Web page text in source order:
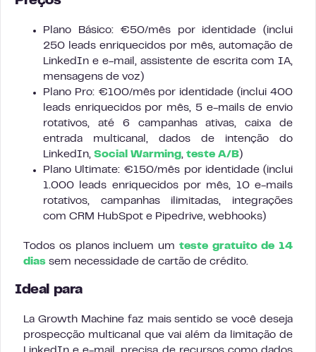
Plano Básico: €50/mês por identidade (inclui
250 leads enriquecidos por mês, automação de
LinkedIn e e-mail, assistente de escrita com IA,
mensagens de voz)
Plano Pro: €100/mês por identidade (inclui 400
leads enriquecidos por mês, 5 e-mails de envio
rotativos, até 6 campanhas ativas, caixa de
entrada multicanal, dados de intenção do
LinkedIn, Social Warming, teste A/B)
Plano Ultimate: €150/mês por identidade (inclui
1.000 leads enriquecidos por mês, 10 e-mails
rotativos, campanhas ilimitadas, integrações
com CRM HubSpot e Pipedrive, webhooks)
Todos os planos incluem um teste gratuito de 14
dias sem necessidade de cartão de crédito.
Ideal para
La Growth Machine faz mais sentido se você deseja
prospecção multicanal que vai além da limitação de